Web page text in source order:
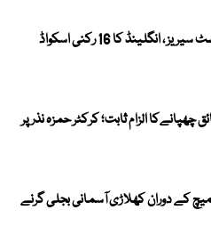
پاکستان کیخلاف ٹیسٹ سیریز ، انگلینڈ کا 16 رکنی اسکواڈ
چھپانےکا الزام ثابت؛ کرکٹر حمزہ نذر پر
میچ کے دوران کھلاڑی آسمانی بجلی گرنے